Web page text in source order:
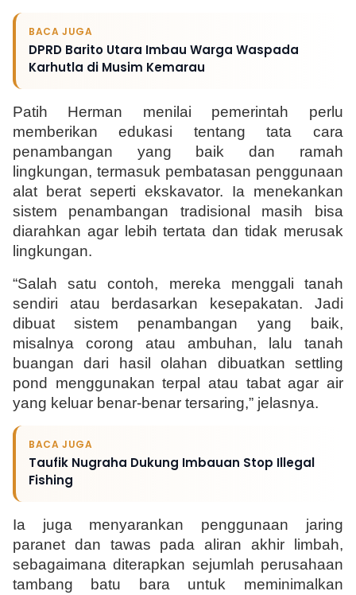
BACA JUGA
DPRD Barito Utara Imbau Warga Waspada
Karhutla di Musim Kemarau
Patih Herman menilai pemerintah perlu
memberikan edukasi tentang tata cara
penambangan yang baik dan ramah
lingkungan, termasuk pembatasan penggunaan
alat berat seperti ekskavator. Ia menekankan
sistem penambangan tradisional masih bisa
diarahkan agar lebih tertata dan tidak merusak
lingkungan.
“Salah satu contoh, mereka menggali tanah
sendiri atau berdasarkan kesepakatan. Jadi
dibuat sistem penambangan yang baik,
misalnya corong atau ambuhan, lalu tanah
buangan dari hasil olahan dibuatkan settling
pond menggunakan terpal atau tabat agar air
yang keluar benar-benar tersaring,” jelasnya.
BACA JUGA
Taufik Nugraha Dukung Imbauan Stop Illegal
Fishing
Ia juga menyarankan penggunaan jaring
paranet dan tawas pada aliran akhir limbah,
sebagaimana diterapkan sejumlah perusahaan
tambang batu bara untuk meminimalkan